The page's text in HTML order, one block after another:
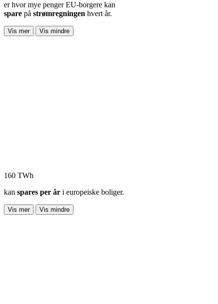
er hvor mye penger EU-borgere kan
spare på strømregningen hvert år.
Vis mer Vis mindre
160 TWh
kan spares per år i europeiske boliger.
Vis mer Vis mindre